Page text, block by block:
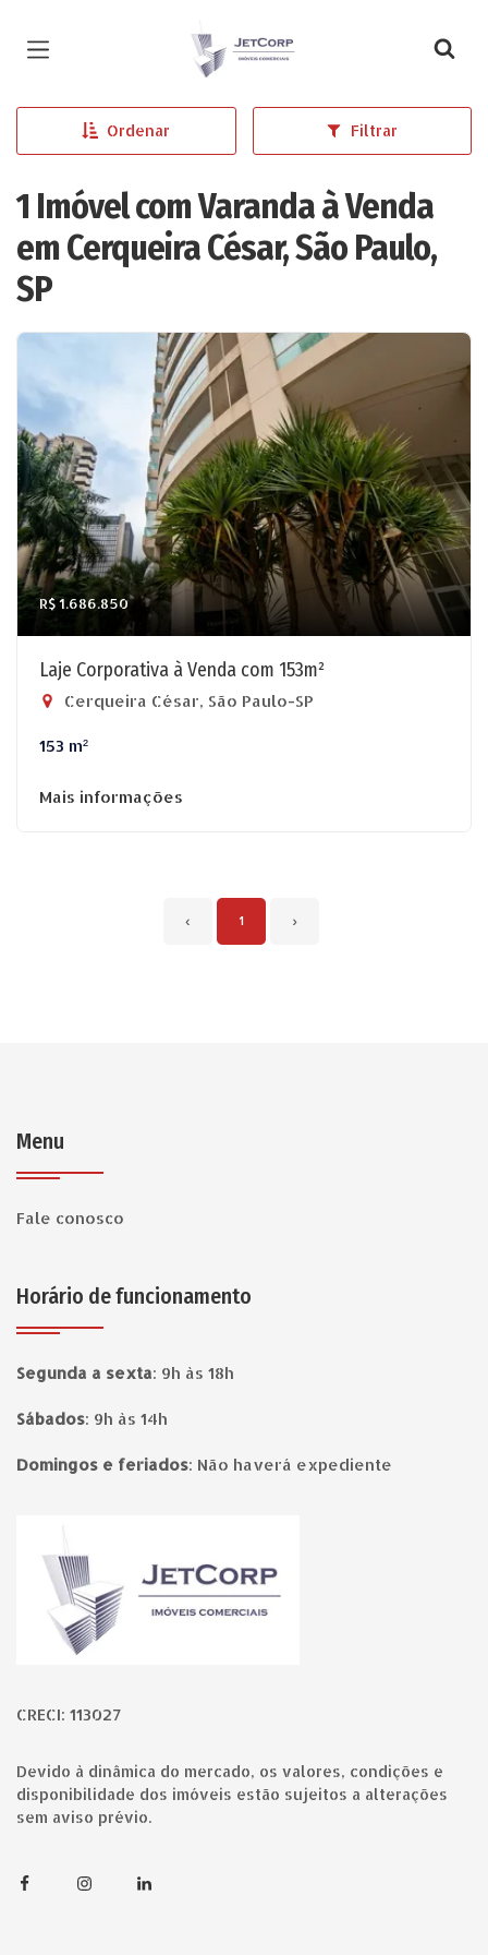
Página inicial
Ordenar Filtrar
1 Imóvel com Varanda à Venda
em Cerqueira César, São Paulo,
SP
R$ 1.686.850
Laje Corporativa à Venda com 153m²
Cerqueira César, São Paulo-SP
153 m²
Mais informações
‹ 1 ›
Menu
Fale conosco
Horário de funcionamento
Segunda a sexta: 9h às 18h
Sábados: 9h às 14h
Domingos e feriados: Não haverá expediente
CRECI: 113027
Devido à dinâmica do mercado, os valores, condições e
disponibilidade dos imóveis estão sujeitos a alterações
sem aviso prévio.
FacebookInstagramLinkedin